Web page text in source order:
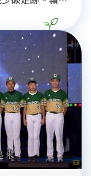
性專屬安全
屏東縣府及在
態系，支持地
康生活方式，